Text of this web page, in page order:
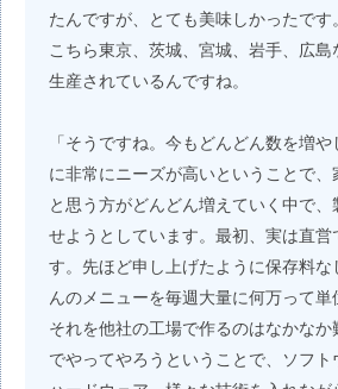
たんですが、とても美味しかったです。
こちら東京、茨城、宮城、岩手、広
生産されているんですね。
「そうですね。今もどんどん数を増
に非常にニーズが高いということで
と思う方がどんどん増えていく中で
せようとしています。最初、実は直
す。先ほど申し上げたように保存料な
んのメニューを毎週大量に何万って単
それを他社の工場で作るのはなかな
でやってやろうということで、ソフト